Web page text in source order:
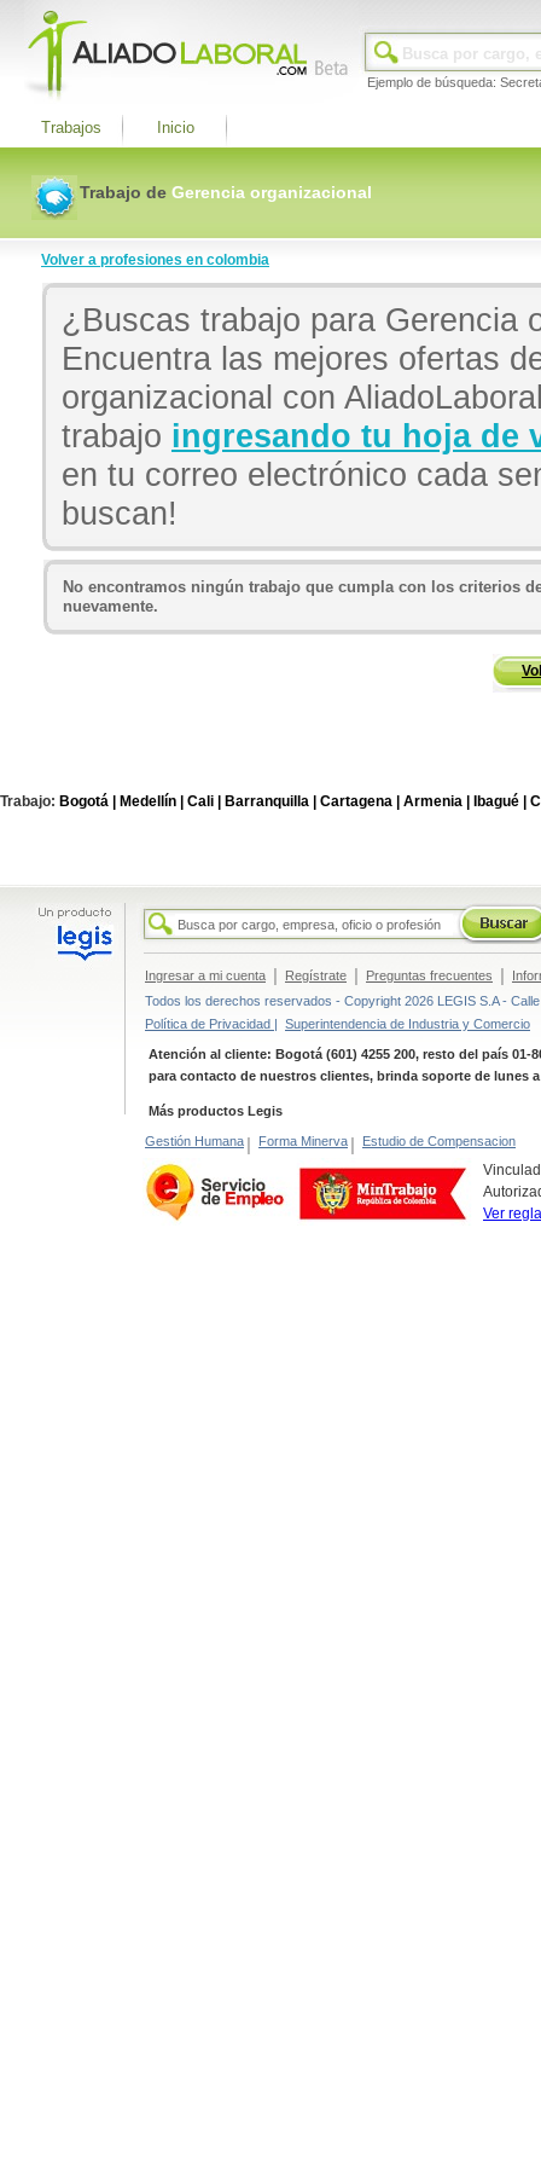
Ejemplo de búsqueda:
Trabajos Inicio
Trabajo de Gerencia organizacional
Volver a profesiones en colombia
¿Buscas trabajo para Gerencia
Encuentra las mejores ofertas
organizacional con
trabajo ingresando tu hoja de
en tu correo electrónico cada
buscan!
No encontramos ningún trabajo que cumpla con los criterios
nuevamente.
Trabajo: Bogotá | Medellín | Cali | Barranquilla | Cartagena | Armenia | Ibagué |
Ingresar a mi cuenta | Regístrate | Preguntas frecuentes |
Todos los derechos reservados - Copyright 2026 LEGIS S.A -
Política de Privacidad | Superintendencia de Industria y Comercio
Atención al cliente: Bogotá (601) 4255 200, resto del país 01-
para contacto de nuestros clientes, brinda soporte de lunes
Más productos Legis
Gestión Humana | Forma Minerva | Estudio de Compensacion
Ver